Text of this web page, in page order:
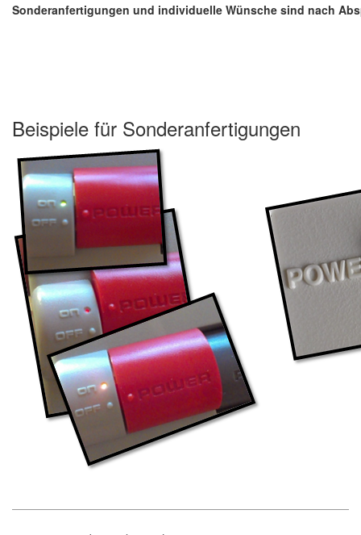
Sonderanfertigungen und individuelle Wünsche sind nach
Beispiele für Sonderanfertigungen